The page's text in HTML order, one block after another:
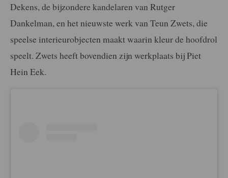
Dekens, de bijzondere kandelaren van Rutger
Dankelman, en het nieuwste werk van Teun Zwets, die
speelse interieurobjecten maakt waarin kleur de hoofdrol
speelt. Zwets heeft bovendien zijn werkplaats bij Piet
Hein Eek.